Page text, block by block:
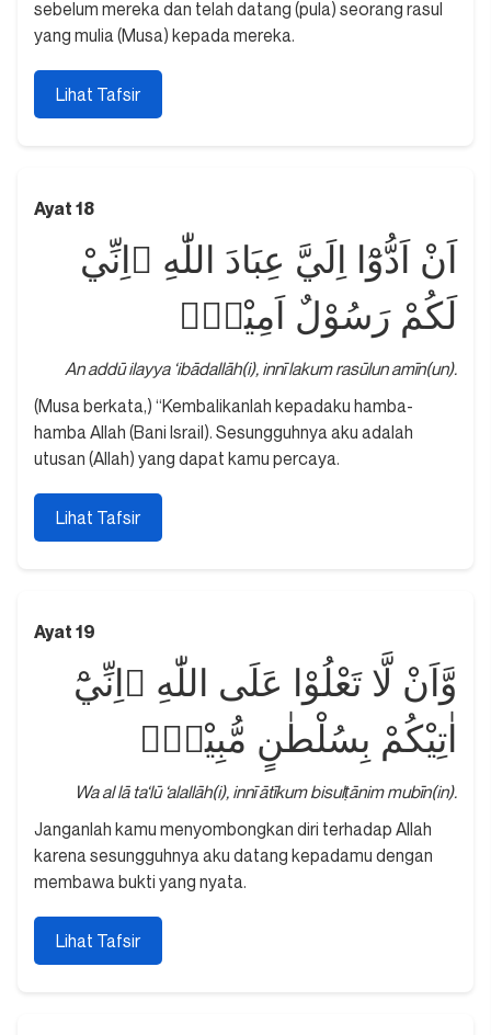
sebelum mereka dan telah datang (pula) seorang rasul
yang mulia (Musa) kepada mereka.
Lihat Tafsir
Ayat 18
اَنْ اَدُّوْٓا اِلَيَّ عِبَادَ اللّٰهِ ۗاِنِّيْ
لَكُمْ رَسُوْلٌ اَمِيْنٌۙ
An addū ilayya ‘ibādallāh(i), innī lakum rasūlun amīn(un).
(Musa berkata,) “Kembalikanlah kepadaku hamba-
hamba Allah (Bani Israil). Sesungguhnya aku adalah
utusan (Allah) yang dapat kamu percaya.
Lihat Tafsir
Ayat 19
وَّاَنْ لَّا تَعْلُوْا عَلَى اللّٰهِ ۚاِنِّيْٓ
اٰتِيْكُمْ بِسُلْطٰنٍ مُّبِيْنٍۚ
Wa al lā ta‘lū ‘alallāh(i), innī ātīkum bisulṭānim mubīn(in).
Janganlah kamu menyombongkan diri terhadap Allah
karena sesungguhnya aku datang kepadamu dengan
membawa bukti yang nyata.
Lihat Tafsir